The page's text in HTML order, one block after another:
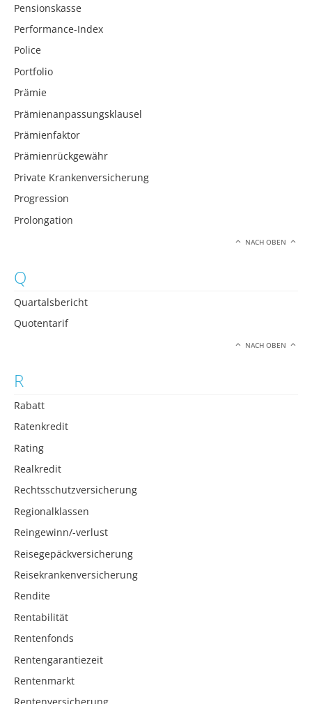
Pensionskasse
Performance-Index
Police
Portfolio
Prämie
Prämienanpassungsklausel
Prämienfaktor
Prämienrückgewähr
Private Krankenversicherung
Progression
Prolongation
NACH OBEN
Q
Quartalsbericht
Quotentarif
NACH OBEN
R
Rabatt
Ratenkredit
Rating
Realkredit
Rechtsschutzversicherung
Regionalklassen
Reingewinn/-verlust
Reisegepäckversicherung
Reisekrankenversicherung
Rendite
Rentabilität
Rentenfonds
Rentengarantiezeit
Rentenmarkt